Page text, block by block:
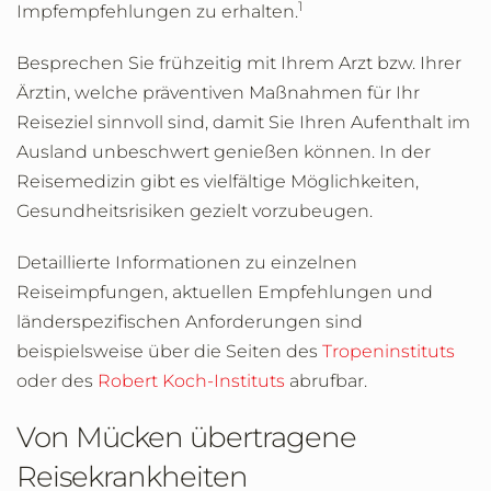
Impfempfehlungen zu erhalten.1
Besprechen Sie frühzeitig mit Ihrem Arzt bzw. Ihrer
Ärztin, welche präventiven Maßnahmen für Ihr
Reiseziel sinnvoll sind, damit Sie Ihren Aufenthalt im
Ausland unbeschwert genießen können. In der
Reisemedizin gibt es vielfältige Möglichkeiten,
Gesundheitsrisiken gezielt vorzubeugen.
Detaillierte Informationen zu einzelnen
Reiseimpfungen, aktuellen Empfehlungen und
länderspezifischen Anforderungen sind
beispielsweise über die Seiten des Tropeninstituts
oder des Robert Koch-Instituts abrufbar.
Von Mücken übertragene
Reisekrankheiten